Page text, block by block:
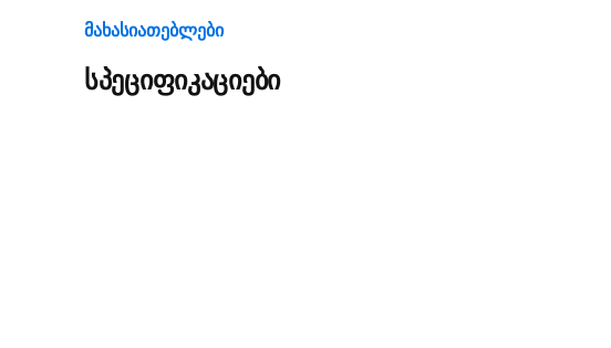
Მახასიათებლები
სპეციფიკაციები